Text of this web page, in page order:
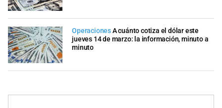
OperacionesA cuánto cotiza el dólar este
jueves 14 de marzo: la información, minuto a
minuto